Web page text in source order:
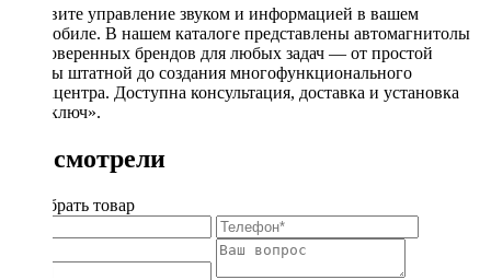
Обновите управление звуком и информацией в вашем
автомобиле. В нашем каталоге представлены автомагнитолы
от проверенных брендов для любых задач — от простой
замены штатной до создания многофункционального
медиацентра. Доступна консультация, доставка и установка
«под ключ».
Вы смотрели
Подобрать товар